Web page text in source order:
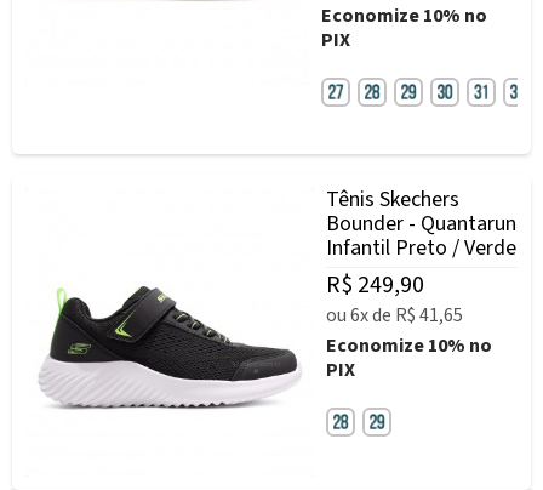
Economize10% no
PIX
Tênis Skechers
Bounder - Quantarun
Infantil Preto / Verde
R$ 249,90
ou6xde R$ 41,65
Economize10% no
PIX